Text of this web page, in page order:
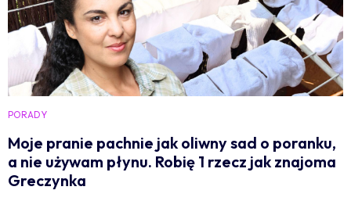
PORADY
Moje pranie pachnie jak oliwny sad o poranku,
a nie używam płynu. Robię 1 rzecz jak znajoma
Greczynka